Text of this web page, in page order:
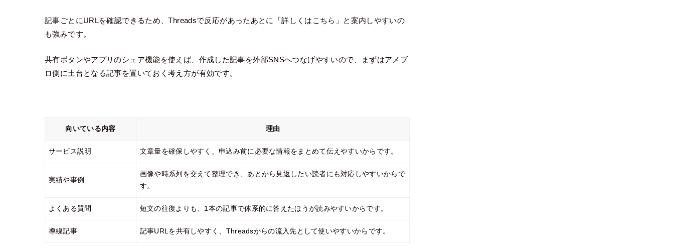
記事ごとにURLを確認できるため、Threadsで反応があったあとに「詳しくはこちら」と案内しやすいの
も強みです。
共有ボタンやアプリのシェア機能を使えば、作成した記事を外部SNSへつなげやすいので、まずはアメブ
ロ側に土台となる記事を置いておく考え方が有効です。
向いている内容 理由
サービス説明 文章量を確保しやすく、申込み前に必要な情報をまとめて伝えやすいからです。
実績や事例
画像や時系列を交えて整理でき、あとから見返したい読者にも対応しやすいからで
す。
よくある質問 短文の往復よりも、1本の記事で体系的に答えたほうが読みやすいからです。
導線記事 記事URLを共有しやすく、Threadsからの流入先として使いやすいからです。